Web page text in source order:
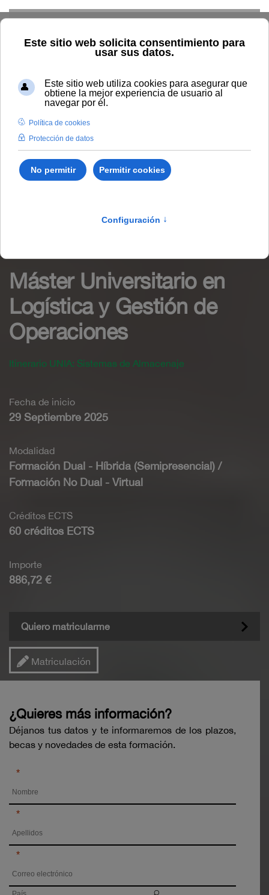
Home Estudiar Oferta académica
Ingeniería y
Arquitectura
Máster Universitario en Logística y Gestión de
Curso 2026-2027 | Próxima preinscripción: del
15 de septiembre de 2026.
Máster Universitario en
Logística y Gestión de
Operaciones
Itinerario UNIA: Sistemas de Almacenaje
Fecha de inicio
29 Septiembre 2025
Modalidad
Formación Dual - Híbrida (Semipresencial) /
Formación No Dual - Virtual
Créditos ECTS
60 créditos ECTS
Importe
886,72 €
Quiero matricularme
Matriculación
¿Quieres más información?
Déjanos tus datos y te informaremos de los plazos,
becas y novedades de esta formación.